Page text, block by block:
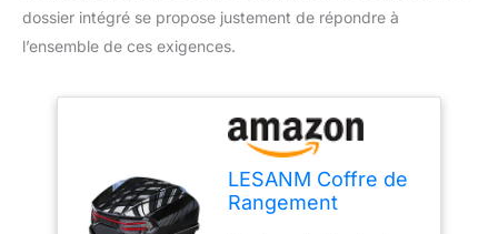
dossier intégré se propose justement de répondre à
l’ensemble de ces exigences.
LESANM Coffre de
Rangement